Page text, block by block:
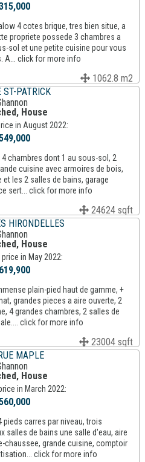
4 cotes brique, tres bien situe, a
propriete possede 3 chambres a
sol et une petite cuisine pour vous
A... click for more info
1062.8 m2
ST-PATRICK
House
in August 2022:
chambres dont 1 au sous-sol, 2
cuisine avec armoires de bois,
les 2 salles de bains, garage
sert... click for more info
24624 sqft
HIRONDELLES
House
in May 2022:
plain-pied haut de gamme, +
grandes pieces a aire ouverte, 2
4 grandes chambres, 2 salles de
click for more info
23004 sqft
MAPLE
House
in March 2022:
carres par niveau, trois
salles de bains une salle d'eau, aire
chaussee, grande cuisine, comptoir
click for more info